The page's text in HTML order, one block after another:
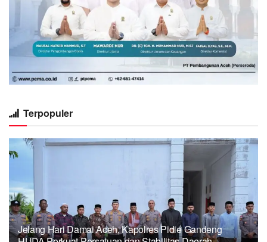
Terpopuler
Jelang Hari Damai Aceh, Kapolres Pidie Gandeng